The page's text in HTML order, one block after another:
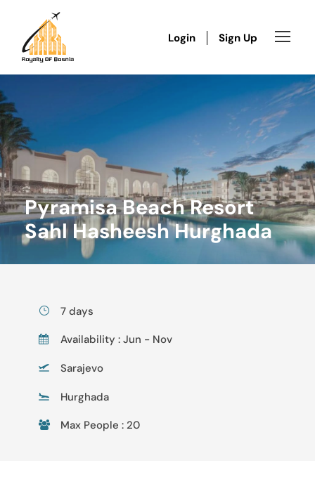
Login Sign Up
Pyramisa Beach Resort
Sahl Hasheesh Hurghada
7 days
Availability : Jun - Nov
Sarajevo
Hurghada
Max People : 20